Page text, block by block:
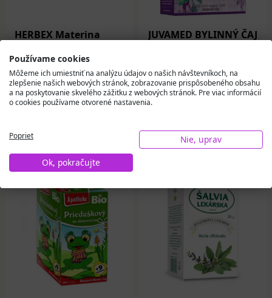
HERBEX Materina
3 g
3,88 €
Na sklade
JUVAMED BYLINNÝ ČAJ
3,44 €
Do košíka
Používame cookies
Môžeme ich umiestniť na analýzu údajov o našich návštevníkoch, na
zlepšenie našich webových stránok, zobrazovanie prispôsobeného obsahu
a na poskytovanie skvelého zážitku z webových stránok. Pre viac informácií
o cookies používame otvorené nastavenia.
Poprieť
Nie, uprav
Ok, pokračujte